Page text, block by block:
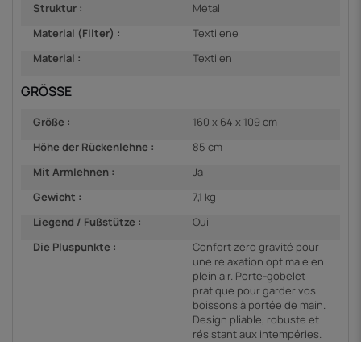
Struktur :
Métal
Material (Filter) :
Textilene
Material :
Textilen
GRÖSSE
Größe :
160 x 64 x 109 cm
Höhe der Rückenlehne :
85 cm
Mit Armlehnen :
Ja
Gewicht :
7,1 kg
Liegend / Fußstütze :
Oui
Die Pluspunkte :
Confort zéro gravité pour
une relaxation optimale en
plein air. Porte-gobelet
pratique pour garder vos
boissons à portée de main.
Design pliable, robuste et
résistant aux intempéries.